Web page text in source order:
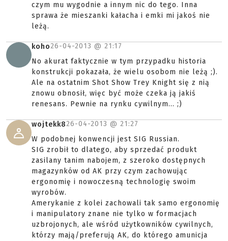
czym mu wygodnie a innym nic do tego. Inna
sprawa że mieszanki kałacha i emki mi jakoś nie
leżą.
koho26-04-2013 @ 21:17
No akurat faktycznie w tym przypadku historia
konstrukcji pokazała, że wielu osobom nie leżą ;).
Ale na ostatnim Shot Show Trey Knight się z nią
znowu obnosił, więc być może czeka ją jakiś
renesans. Pewnie na rynku cywilnym... ;)
wojtekk826-04-2013 @ 21:27
W podobnej konwencji jest SIG Russian.
SIG zrobił to dlatego, aby sprzedać produkt
zasilany tanim nabojem, z szeroko dostępnych
magazynków od AK przy czym zachowując
ergonomię i nowoczesną technologię swoim
wyrobów.
Amerykanie z kolei zachowali tak samo ergonomię
i manipulatory znane nie tylko w formacjach
uzbrojonych, ale wśród użytkowników cywilnych,
którzy mają/preferują AK, do którego amunicja